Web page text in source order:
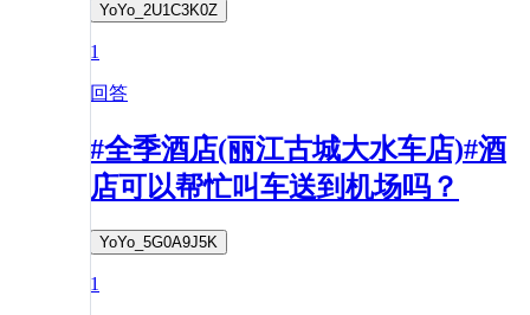
YoYo_2U1C3K0Z
1
回答
#全季酒店(丽江古城大水车店)#酒
店可以帮忙叫车送到机场吗？
YoYo_5G0A9J5K
1